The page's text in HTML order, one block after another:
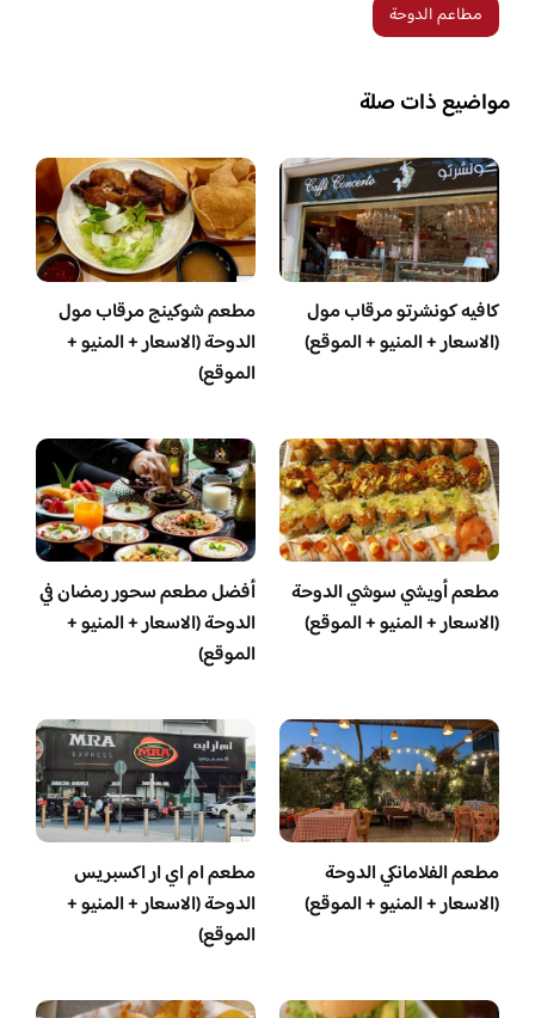
مطاعم الدوحة
مواضيع ذات صلة
كافيه كونشرتو مرقاب مول
(الاسعار + المنيو + الموقع)
مطعم شوكينج مرقاب مول
الدوحة (الاسعار + المنيو +
الموقع)
مطعم أويشي سوشي الدوحة
(الاسعار + المنيو + الموقع)
أفضل مطعم سحور رمضان في
الدوحة (الاسعار + المنيو +
الموقع)
مطعم الفلامانكي الدوحة
(الاسعار + المنيو + الموقع)
مطعم ام اي ار اكسبريس
الدوحة (الاسعار + المنيو +
الموقع)